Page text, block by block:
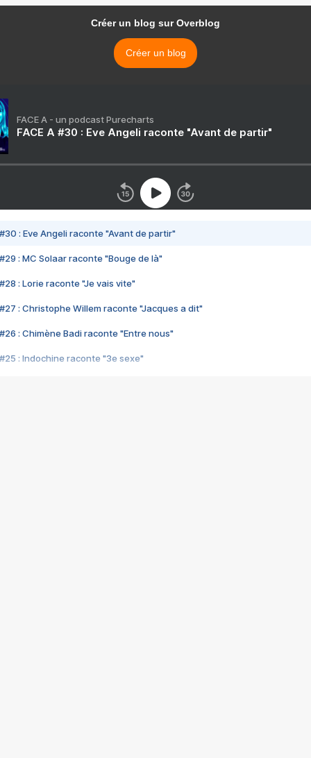
Créer un blog sur Overblog
Créer un blog
FACE A - un podcast Purecharts
FACE A #30 : Eve Angeli raconte "Avant de partir"
#30 : Eve Angeli raconte "Avant de partir"
#29 : MC Solaar raconte "Bouge de là"
#28 : Lorie raconte "Je vais vite"
#27 : Christophe Willem raconte "Jacques a dit"
#26 : Chimène Badi raconte "Entre nous"
#25 : Indochine raconte "3e sexe"